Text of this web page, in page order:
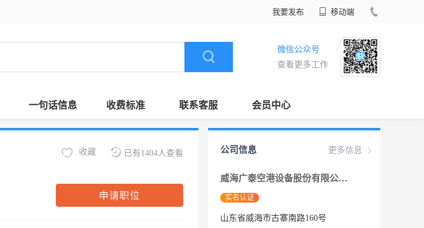
我要发布 移动端
微信公众号
查看更多工作
一句话信息 收费标准 联系客服 会员中心
已有1404人查看
收藏
申请职位
更多信息
公司信息
威海广泰空港设备股份有限公司
实名认证
山东省威海市古寨南路160号